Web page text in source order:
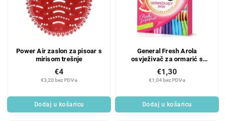
Power Air zaslon za pisoar s
mirisom trešnje
€3,20 bez PDV-a
€4
Dodaj u košaricu
General Fresh Arola
osvježivač za ormarić s
€1,04 bez PDV-a
€1,30
Dodaj u košaricu